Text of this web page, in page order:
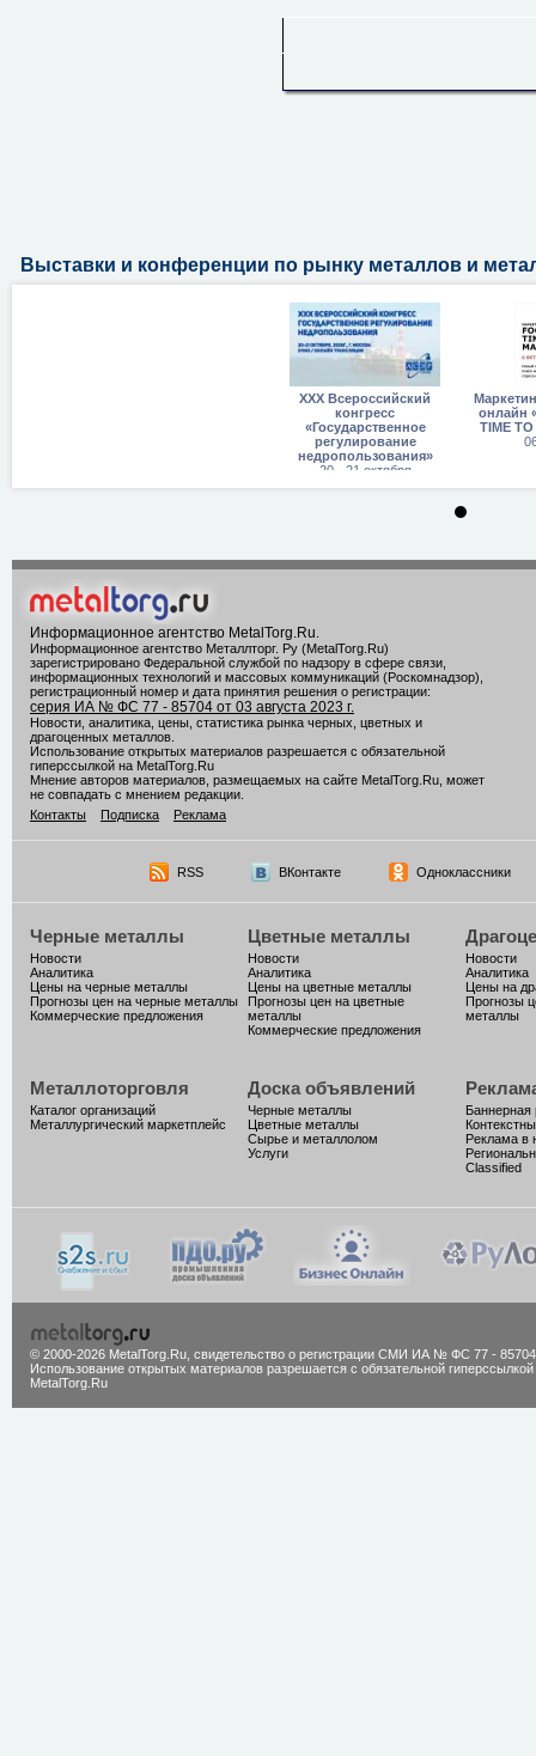
Выставки и конференции по рынку металлов и
XXX Всероссийский
конгресс
«Государственное
регулирование
недропользования»
20 - 21 октября
онлайн
TIME
Информационное агентство MetalTorg.Ru
Информационное агентство Металлторг. Ру (MetalTorg.Ru)
зарегистрировано Федеральной службой по надзору в сфере связи,
информационных технологий и массовых коммуникаций (Роскомнадзор),
регистрационный номер и дата принятия решения о регистрации:
серия ИА № ФС 77 - 85704 от 03 августа 2023 г.
Новости, аналитика, цены, статистика рынка черных, цветных и
драгоценных металлов.
Использование открытых материалов разрешается с обязательной
гиперссылкой на MetalTorg.Ru
Мнение авторов материалов, размещаемых на сайте MetalTorg.Ru, может
не совпадать с мнением редакции.
Контакты
Подписка Реклама
RSS ВКонтакте Одноклассники
Черные металлы
Новости
Аналитика
Цены на черные металлы
Прогнозы цен на черные металлы
Коммерческие предложения
Цветные металлы
Новости
Аналитика
Цены на цветные металлы
Прогнозы цен на цветные
металлы
Коммерческие предложения
Новости
Аналитика
Цены на
Прогнозы
металлы
Металлоторговля
Каталог организаций
Металлургический маркетплейс
Доска объявлений
Черные металлы
Цветные металлы
Сырье и металлолом
Услуги
Баннерная
Реклама в
Classified
© 2000-2026 MetalTorg.Ru, cвидетельство о регистрации СМИ ИА № ФС 77 - 85704
Использование открытых материалов разрешается с обязательной гиперссылкой
MetalTorg.Ru